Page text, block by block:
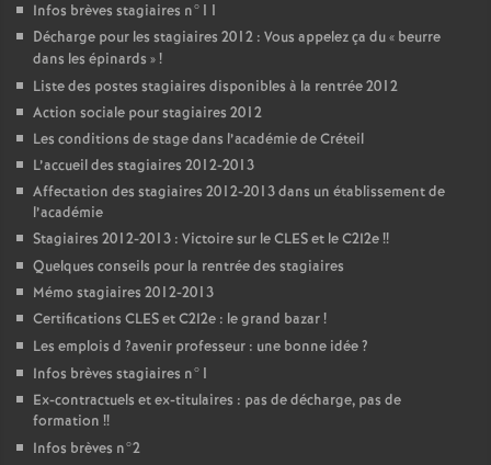
Infos brèves stagiaires n°11
Décharge pour les stagiaires 2012 : Vous appelez ça du « beurre
dans les épinards »!
Liste des postes stagiaires disponibles à la rentrée 2012
Action sociale pour stagiaires 2012
Les conditions de stage dans l’académie de Créteil
L’accueil des stagiaires 2012-2013
Affectation des stagiaires 2012-2013 dans un établissement de
l’académie
Stagiaires 2012-2013 : Victoire sur leCLESet le C2I2e!!
Quelques conseils pour la rentrée des stagiaires
Mémo stagiaires 2012-2013
Certifications CLESet C2I2e : le grand bazar!
Les emplois d ?avenir professeur : une bonne idée?
Infos brèves stagiaires n°1
Ex-contractuels et ex-titulaires : pas de décharge, pas de
formation !!
Infos brèves n°2